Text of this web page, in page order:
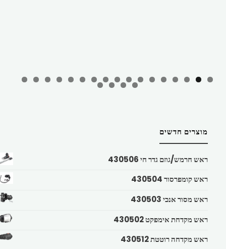
מוצרים חדשים
ראש חרמש/גוזם גדר חי 430506
ראש קומפרסור 430504
ראש מסור אנכי 430503
ראש מקדחת אימפקט 430502
ראש מקדחה רוטטת 430512